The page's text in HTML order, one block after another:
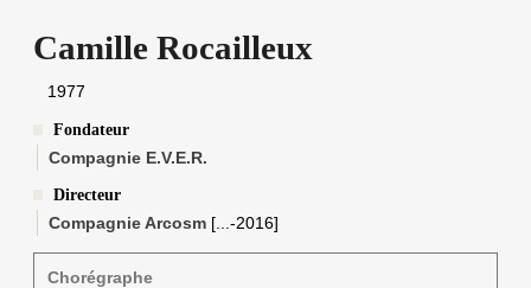
Camille Rocailleux
1977
Fondateur
Compagnie E.V.E.R.
Directeur
Compagnie Arcosm[...-2016]
Chorégraphe